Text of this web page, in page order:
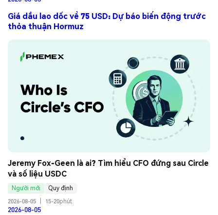
Giá dầu lao dốc về 75 USD: Dự báo biến động trước
thỏa thuận Hormuz
Jeremy Fox-Geen là ai? Tìm hiểu CFO đứng sau Circle
và số liệu USDC
Người mới
Quy định
2026-08-05
15-20phút
2026-08-05